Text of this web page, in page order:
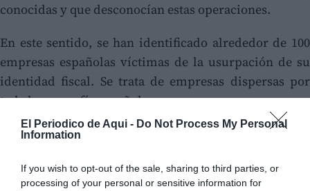
El Periodico de Aqui - Do Not Process My Personal
Information
If you wish to opt-out of the sale, sharing to third parties, or
processing of your personal or sensitive information for
conocidas y que desconocían estas operaciones.
En este sentido, se han identificado alrededor de 100
empresas españolas víctimas de la usurpación de su
identidad fiscal. Se trata de empresas dispersas por
toda la geografía española.